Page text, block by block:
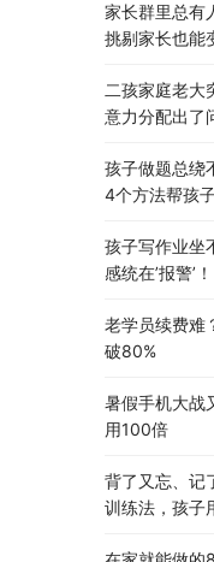
家长群里总有
挑剔家长也能
二孩家庭老大
意力分配出了
孩子做题总绕
4个方法帮孩
孩子写作业坐
感统在’报警’！
老学员续费难
破80%
暑假手机大战
用100倍
背了又忘、记
训练法，孩子